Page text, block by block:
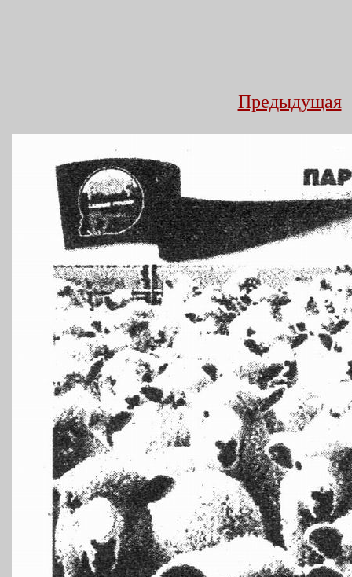
Предыдущая